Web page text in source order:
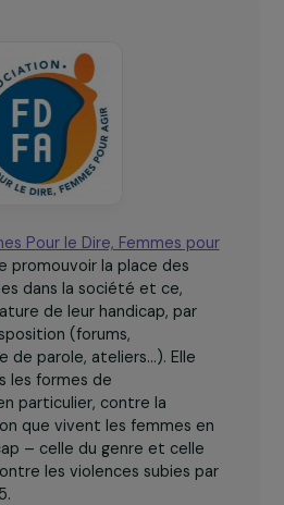
Pour le Dire, Femmes pour